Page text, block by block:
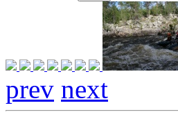
prev next